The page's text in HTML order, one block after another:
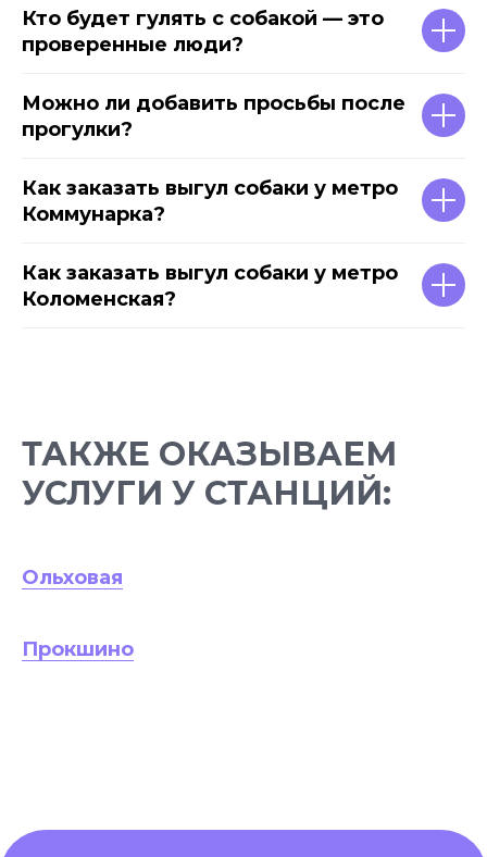
Кто будет гулять с собакой — это
проверенные люди?
Можно ли добавить просьбы после
прогулки?
Как заказать выгул собаки у метро
Коммунарка?
Как заказать выгул собаки у метро
Коломенская?
ТАКЖЕ ОКАЗЫВАЕМ
УСЛУГИ У СТАНЦИЙ:
Ольховая
Прокшино